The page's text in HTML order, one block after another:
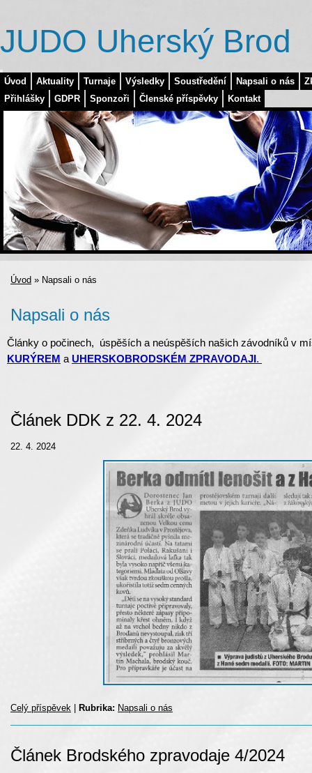
Úvod Aktuality Turnaje Výsledky Soustředění Napsali o nás
Přihlášky
GDPR Sponzoři Členské příspěvky Kontakt
JUDO Uherský Brod
Úvod » Napsali o nás
Napsali o nás
Články o počinech, úspěších a neúspěších našich závodníků v
KURÝREM a UHERSKOBRODSKÉM ZPRAVODAJI.
Článek DDK z 22. 4. 2024
22. 4. 2024
Celý příspěvek | Rubrika: Napsali o nás
Článek Brodského zpravodaje 4/2024